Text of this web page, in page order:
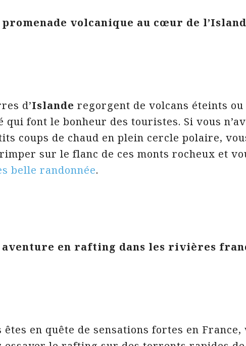
promenade volcanique au cœur de
d’Islande regorgent de volcans éteints ou
qui font le bonheur des touristes. Si vous
coups de chaud en plein cercle polaire,
sur le flanc de ces monts rocheux et
belle randonnée.
aventure en rafting dans les rivières
êtes en quête de sensations fortes en France,